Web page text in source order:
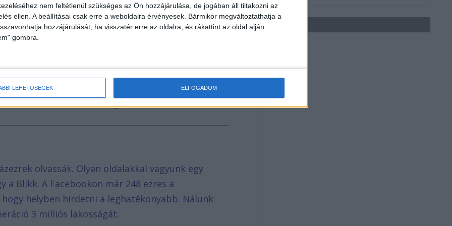
nem feltétlenül szükséges az Ön hozzájárulása, de jogában áll tiltakozni az
ellen. A beállításai csak erre a weboldalra érvényesek. Bármikor megváltoztathatja a
hozzájárulását, ha visszatér erre az oldalra, és rákattint az oldal alján
gombra.
LEHETŐSÉGEK ELFOGADOM
az Erdősáv utcában történt. Az egyik családi
Az áldozat, az utcában élő egyik
is Béla találta meg.
olvassák. Olyan oldalakkal vagyunk egy
a Blikk. A Facebookon már 248 ezres a
helyben hirdetni a leghatékonyabb. Nálunk
3 milliós lakosságát.